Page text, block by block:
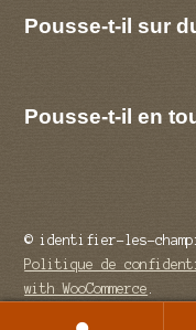
Pousse-t-il sur
Pousse-t-il en
© identifier-les-
Politique de
with WooCommerce